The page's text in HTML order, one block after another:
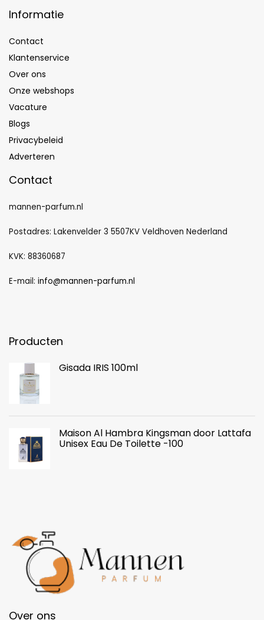
Informatie
Contact
Klantenservice
Over ons
Onze webshops
Vacature
Blogs
Privacybeleid
Adverteren
Contact
mannen-parfum.nl
Postadres: Lakenvelder 3 5507KV Veldhoven Nederland
KVK: 88360687
E-mail: info@mannen-parfum.nl
Producten
Gisada IRIS 100ml
Maison Al Hambra Kingsman door Lattafa
Unisex Eau De Toilette -100
Over ons